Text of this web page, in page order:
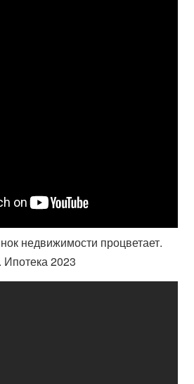
недвижимости процветает.
Ипотека 2023